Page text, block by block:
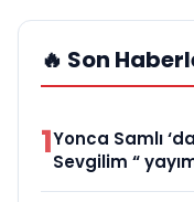
🔥 Son
1Yonca Samlı
Sevgilim “